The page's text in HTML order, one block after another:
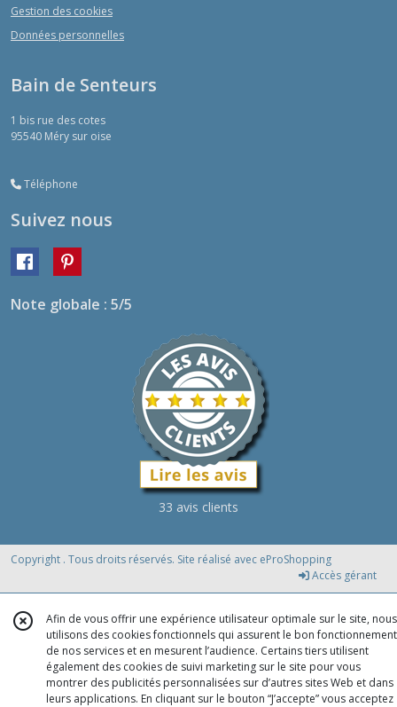
Gestion des cookies
Données personnelles
Bain de Senteurs
1 bis rue des cotes
95540 Méry sur oise
Téléphone
Suivez nous
Note globale : 5/5
33 avis clients
Copyright . Tous droits réservés. Site réalisé avec eProShopping
Accès gérant
Afin de vous offrir une expérience utilisateur optimale sur le site, nous
utilisons des cookies fonctionnels qui assurent le bon fonctionnement
de nos services et en mesurent l’audience. Certains tiers utilisent
également des cookies de suivi marketing sur le site pour vous
montrer des publicités personnalisées sur d’autres sites Web et dans
leurs applications. En cliquant sur le bouton “J’accepte” vous acceptez